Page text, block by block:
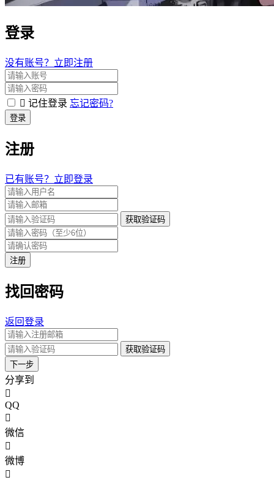
登录
没有账号？立即注册
记住登录 忘记密码?
登录
注册
已有账号？立即登录
获取验证码
注册
找回密码
返回登录
获取验证码
下一步
分享到
QQ
微信
微博